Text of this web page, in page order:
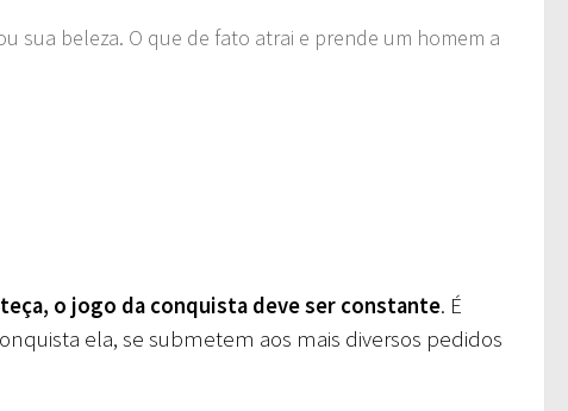
sua beleza. O que de fato atrai e prende um homem a
o jogo da conquista deve ser constante. É
ela, se submetem aos mais diversos pedidos